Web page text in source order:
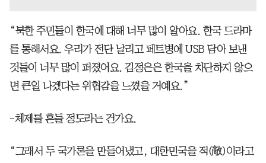
“북한 주민들이 한국에 대해 너무 많이 알아요. 한국 드라마
를 통해서요. 우리가 전단 날리고 페트병에 USB 담아 보낸
것들이 너무 많이 퍼졌어요. 김정은은 한국을 차단하지 않으
면 큰일 나겠다는 위협감을 느꼈을 거예요.”
-체제를 흔들 정도라는 건가요.
“그래서 두 국가론을 만들어냈고, 대한민국을 적(敵)이라고